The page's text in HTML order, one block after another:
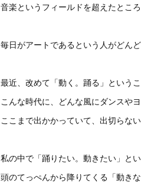
音楽というフィールドを超えたとこ
毎日がアートであるという人がどん
最近、改めて「動く。踊る」という
こんな時代に、どんな風にダンスや
ここまで出かかっていて、出切らない
私の中で「踊りたい。動きたい」と
頭のてっぺんから降りてくる「動き